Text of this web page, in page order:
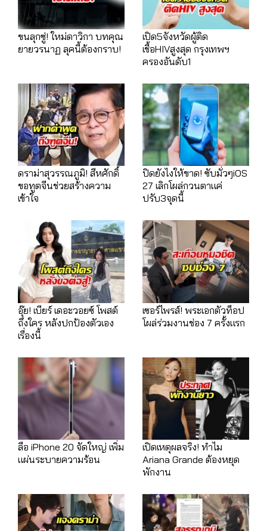
ขนลุกซู่! ใหม่ดาวิกา บทคุณ
ยายวรนาฏ ลุคนี้ต้องกราบ!
เปิด5จังหวัดผู้ติด
เชื้อHIVสูงสุด กรุงเทพฯ
ครองอันดับ1
ดราม่าสุวรรณภูมิ! สีหศักดิ์
ขอทูตจีนช่วยสร้างความ
เข้าใจ
ปิดยังไงให้ขาด! ซับมั่วๆiOS
27 เลิกโผล่กวนตาแค่
ปรับ3จุดนี้
อุ๊ย! เบียร์ เดอะวอยซ์ โพสต์
ถึงใคร หลังปกป้องตัวเอง
เรื่องนี้
เซอร์ไพรส์! พระเอกตัวท็อป
โผล่ร่วมงานช่อง 7 ครั้งแรก
ลือ iPhone 20 จัดใหญ่ เพิ่ม
แผ่นระบายความร้อน
เปิดเหตุผลจริง! ทำไม
Ariana Grande ต้องหยุด
พักงาน